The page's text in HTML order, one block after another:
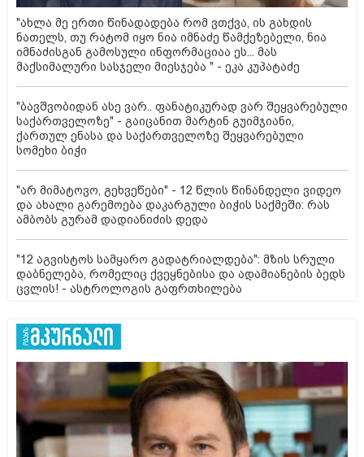
"ახლა მე ერთი წინადადება რომ ვთქვა, ის გახდის
ნათელს, თუ რატომ იყო ნია იმნაძე წამქეზებელი, ნია
იმნაძისგან გამოსული ინფორმაციაა ეს... მას
მაქსიმალური სასჯელი მიესჯება " - ეკა კუპატაძე
"ბავშვობიდან ასე ვარ.. ფანატიკურად ვარ შეყვარებული
საქართველოზე" - გაიცანით მარტინ გუიმჯიანი,
ქართულ ენასა და საქართველოზე შეყვარებული
სომეხი ბიჭი
"არ მიმატოვო, გეხვეწები" - 12 წლის წინანდელი ვიდეო
და ახალი გარემოება დაკარგული ბიჭის საქმეში: რას
ამბობს გურამ დადიანიძის დედა
"12 აგვისტოს სამყარო გადატრიალდება": მზის სრული
დაბნელება, რომელიც ქვეყნებისა და ადამიანების ბედს
ცვლის! - ასტროლოგის გაფრთხილება